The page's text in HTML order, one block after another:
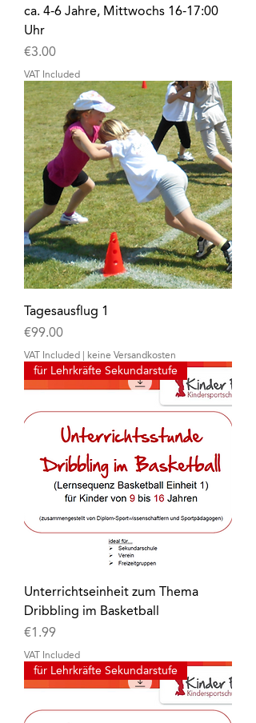
ca. 4-6 Jahre, Mittwochs 16-17:00
Uhr
Price
€3.00
VAT Included
Tagesausflug 1
Price
€99.00
VAT Included keine Versandkosten
für Lehrkräfte Sekundarstufe
Unterrichtseinheit zum Thema
Dribbling im Basketball
Price
€1.99
VAT Included
für Lehrkräfte Sekundarstufe